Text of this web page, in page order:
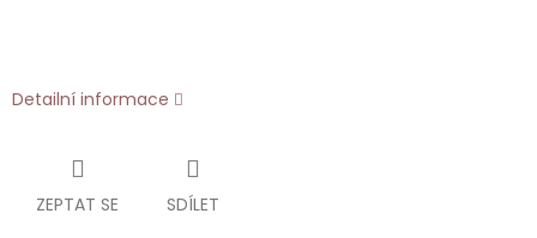
Detailní informace
ZEPTAT SE SDÍLET